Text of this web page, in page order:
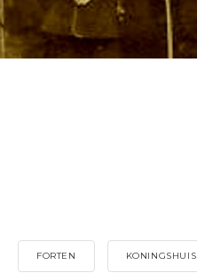
FORTEN KONINGSHUIS